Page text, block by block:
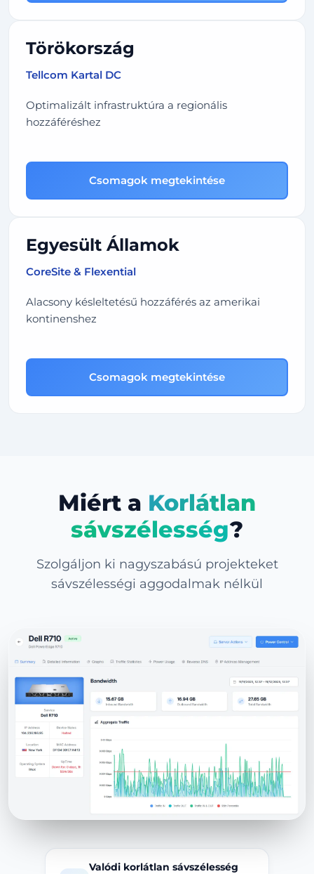
Törökország
Tellcom Kartal DC
Optimalizált infrastruktúra a regionális
hozzáféréshez
Csomagok megtekintése
Egyesült Államok
CoreSite & Flexential
Alacsony késleltetésű hozzáférés az amerikai
kontinenshez
Csomagok megtekintése
Miért a Korlátlan
sávszélesség?
Szolgáljon ki nagyszabású projekteket
sávszélességi aggodalmak nélkül
Valódi korlátlan sávszélesség